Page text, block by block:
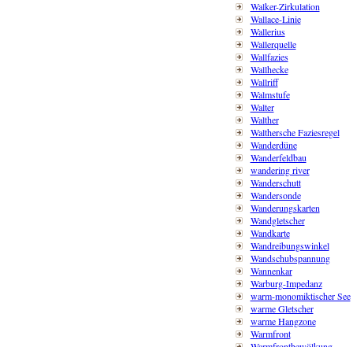
Walker-Zirkulation
Wallace-Linie
Wallerius
Wallerquelle
Wallfazies
Wallhecke
Wallriff
Walmstufe
Walter
Walther
Walthersche Faziesregel
Wanderdüne
Wanderfeldbau
wandering river
Wanderschutt
Wandersonde
Wanderungskarten
Wandgletscher
Wandkarte
Wandreibungswinkel
Wandschubspannung
Wannenkar
Warburg-Impedanz
warm-monomiktischer See
warme Gletscher
warme Hangzone
Warmfront